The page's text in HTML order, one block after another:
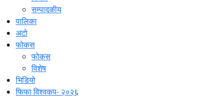
सम्पादकीय
पालिका
अटो
फोकस
फोकस
विशेष
भिडियो
फिफा विश्वकप- २०२६